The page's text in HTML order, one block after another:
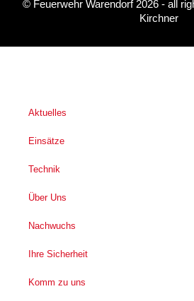
© Feuerwehr Warendorf 2026 - all
Kirchner
Aktuelles
Einsätze
Technik
Über Uns
Nachwuchs
Ihre Sicherheit
Komm zu uns